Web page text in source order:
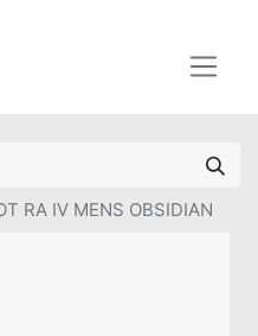
RA IV MENS OBSIDIAN